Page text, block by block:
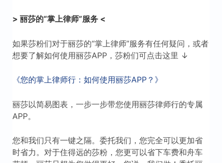
> 丽莎的“掌上律师”服务 <
如果莎粉们对于丽莎的“掌上律师”服务有任何疑问，或者
想要了解如何使用丽莎APP，莎粉们可点击这里 ↓
《您的掌上律师行：如何使用丽莎APP？》
丽莎以简易图表，一步一步带您使用丽莎律师行的专属
APP。
您和我们只有一键之隔。委托我们，您完全可以更加省
时省力。对于住得远的莎粉，您更可以省下车费和舟车